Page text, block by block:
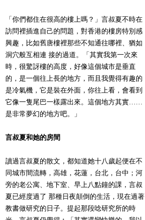
「你們都住在很高的樓上嗎？」言叔夏不時在
訪問裡插進自己的問題，對香港的樓房特別感
興趣，比如舊唐樓裡那些不知通往哪裡、猶如
洞穴般互相連 接的過道。「其實我第一次來
時，很驚訝樓的高度，好像這個城市是垂直
的，是一個往上長的地方，而且我覺得有趣的
是冷氣機，它是裝在外面，你往上看，會看到
它像一隻尾巴一樣露出來。這個地方其實……
是非常夢幻的地方吧。」
言叔夏和她的房間
讀過言叔夏的散文，都知道她十八歲起便在不
同城市間流轉，高雄，花蓮，台北，台中；河
旁的老公寓、地下室、早上八點鐘的課，言叔
夏已經度過了 那種日夜顛倒的生活，現在過著
教書做研究的日子。提起那段唸研究所的時